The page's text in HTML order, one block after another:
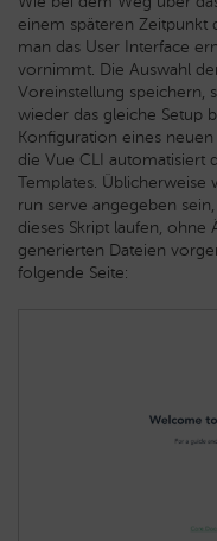
einem späteren Zeitpunkt
man das User Interface
vornimmt. Die Auswahl
Voreinstellung speichern,
wieder das gleiche Setup
Konfiguration eines
die Vue CLI automatisiert
Templates. Üblicherweise
run serve angegeben
dieses Skript laufen, ohne
generierten Dateien
folgende Seite: